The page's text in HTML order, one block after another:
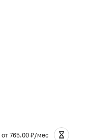
от 765.00 ₽/мес